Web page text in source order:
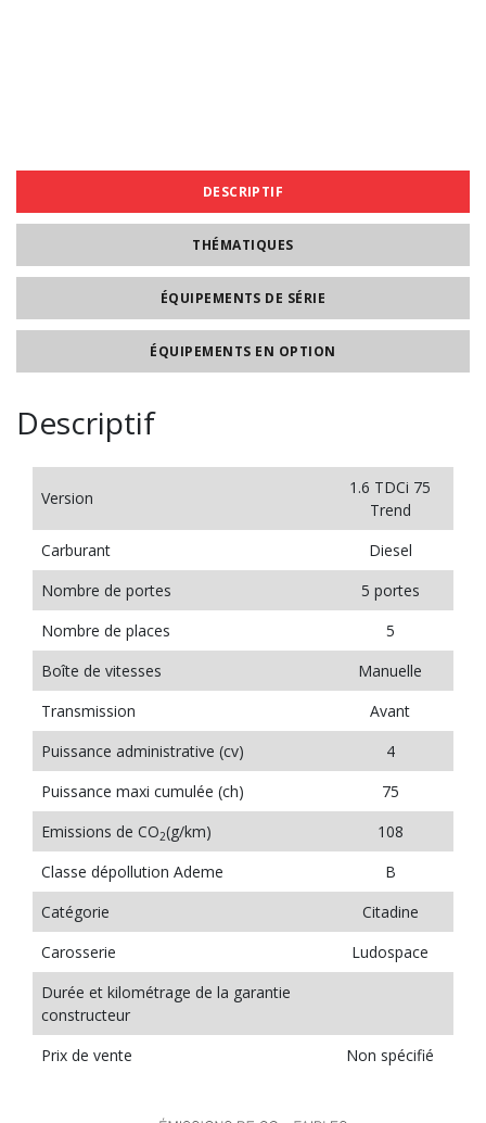
DESCRIPTIF
THÉMATIQUES
ÉQUIPEMENTS DE SÉRIE
ÉQUIPEMENTS EN OPTION
Descriptif
Version
1.6 TDCi 75
Trend
Carburant
Diesel
Nombre de portes
5 portes
Nombre de places
5
Boîte de vitesses
Manuelle
Transmission
Avant
Puissance administrative (cv)
4
Puissance maxi cumulée (ch)
75
Emissions de CO2(g/km)
108
Classe dépollution Ademe
B
Catégorie
Citadine
Carosserie
Ludospace
Durée et kilométrage de la garantie
constructeur
Prix de vente
Non spécifié